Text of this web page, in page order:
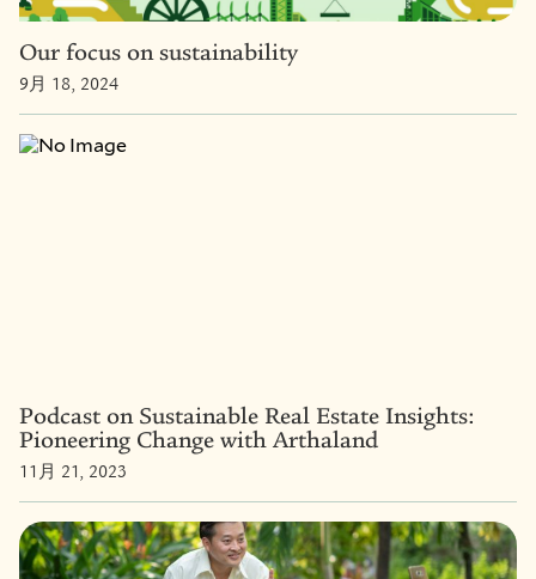
Our focus on sustainability
9月 18, 2024
Podcast on Sustainable Real Estate Insights:
Pioneering Change with Arthaland
11月 21, 2023